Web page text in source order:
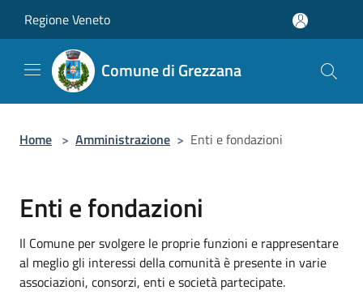
Regione Veneto
Comune di Grezzana
Home > Amministrazione > Enti e fondazioni
Enti e fondazioni
Il Comune per svolgere le proprie funzioni e rappresentare
al meglio gli interessi della comunità è presente in varie
associazioni, consorzi, enti e società partecipate.